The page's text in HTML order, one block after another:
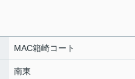
MAC箱崎コート
南東